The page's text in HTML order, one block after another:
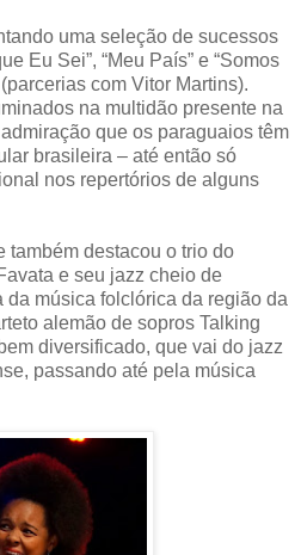
uma seleção de sucessos
Eu Sei”, “Meu País” e “Somos
com Vitor Martins).
na multidão presente na
que os paraguaios têm
brasileira – até então só
nos repertórios de alguns
também destacou o trio do
e seu jazz cheio de
música folclórica da região da
alemão de sopros Talking
diversificado, que vai do jazz
passando até pela música